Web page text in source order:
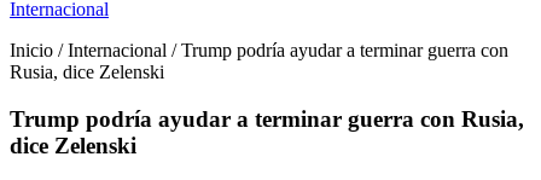
Internacional
Inicio / Internacional / Trump podría ayudar a terminar guerra con
Rusia, dice Zelenski
Trump podría ayudar a terminar guerra con Rusia,
dice Zelenski